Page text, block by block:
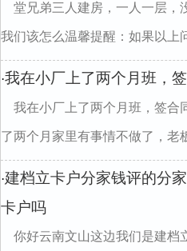
堂兄弟三人建房，一人一层，
我们该怎么温馨提醒：如果以上
·我在小厂上了两个月班，
我在小厂上了两个月班，签合
了两个月家里有事情不做了，老
·建档立卡户分家钱评的分
卡户吗
你好云南文山这边我们是建档